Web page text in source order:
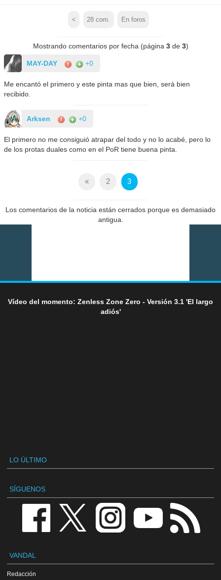
< 28 com. En foros
Mostrando comentarios por fecha (página 3de 3)
MAY-DAY +0
Me encantó el primero y este pinta mas que bien, será bien
recibido.
Arksen +0
El primero no me consiguió atrapar del todo y no lo acabé, pero lo
de los protas duales como en el PoR tiene buena pinta.
« 2 3
Los comentarios de la noticia están cerrados porque es demasiado
antigua.
Vídeo del momento: Zenless Zone Zero - Versión 3.1 'El largo
adiós'
LO ÚLTIMO
SÍGUENOS
VANDAL
Redacción